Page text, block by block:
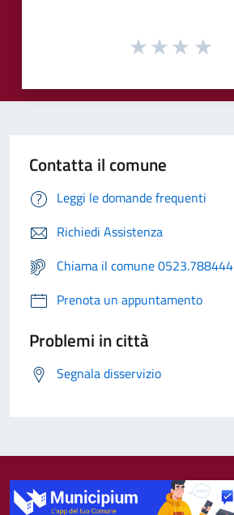
Contatta il comune
Leggi le domande frequenti
Richiedi Assistenza
Chiama il comune 0523.788444
Prenota un appuntamento
Problemi in città
Segnala disservizio